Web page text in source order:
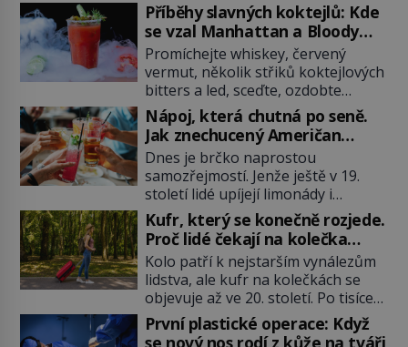
Příběhy slavných koktejlů: Kde
se vzal Manhattan a Bloody
Mary?
Promíchejte whiskey, červený
vermut, několik střiků koktejlových
bitters a led, sceďte, ozdobte
koktejlovou třešinkou a tadá…
Manhattan je tu! A pokud to má být
skutečně on, dejte si pozor, ať
místo klasické americké rye
whiskey či klidně bourbonu
nepoužijete skotskou whisku. Co
se stane? Inu, koktejl bude stále
skvělý, ale už to nebude
Manhattan ale […]
Nápoj, která chutná po seně.
Jak znechucený Američan
vymyslel brčko
Dnes je brčko naprostou
samozřejmostí. Jenže ještě v 19.
století lidé upíjejí limonády i
koktejly dutými stébly žita nebo
žitné slámy. Fungují sice dobře,
mají ale jednu nepříjemnou
vlastnost po chvíli se rozmáčejí a
nápoji dodávají travnatou příchuť.
Právě tahle drobná nepříjemnost
přivede amerického výrobce
cigaretových náustků k nápadu,
Kufr, který se konečně rozjede.
Proč lidé čekají na kolečka
téměř pět tisíc let?
Kolo patří k nejstarším vynálezům
lidstva, ale kufr na kolečkách se
objevuje až ve 20. století. Po tisíce
let lidé vláčejí těžká zavazadla v
rukou, na zádech nebo je nakládají
První plastické operace: Když